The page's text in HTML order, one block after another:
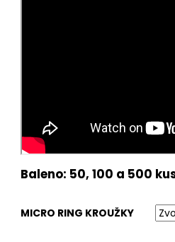
Baleno: 50, 100 a 500
MICRO RING KROUŽKY